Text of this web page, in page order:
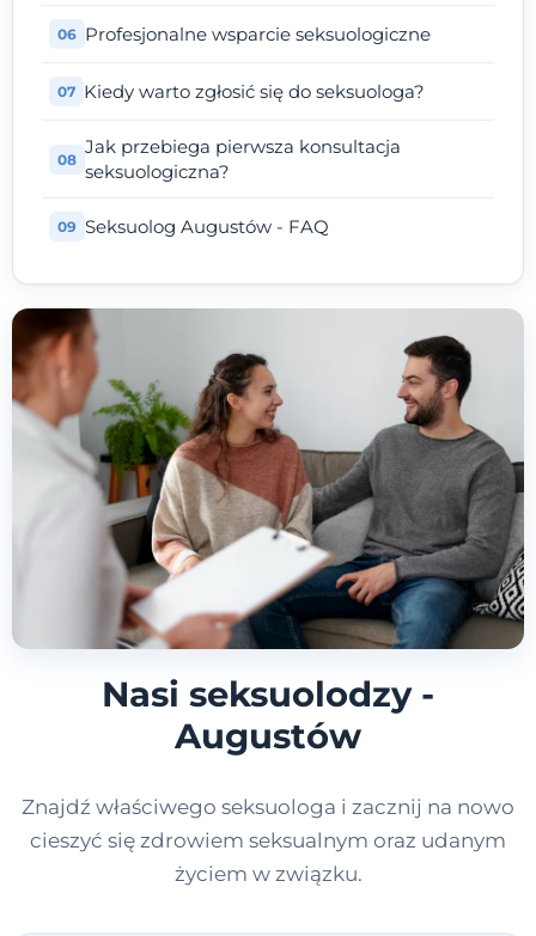
Profesjonalne wsparcie seksuologiczne
Kiedy warto zgłosić się do seksuologa?
Jak przebiega pierwsza konsultacja
seksuologiczna?
Seksuolog Augustów - FAQ
Nasi seksuolodzy -
Augustów
Znajdź właściwego seksuologa i zacznij na nowo
cieszyć się zdrowiem seksualnym oraz udanym
życiem w związku.